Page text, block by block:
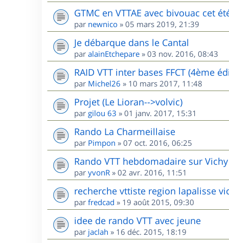
GTMC en VTTAE avec bivouac cet
par newnico » 05 mars 2019, 21:39
Je débarque dans le Cantal
par alainEtchepare » 03 nov. 2016, 08:43
RAID VTT inter bases FFCT (4ème
par Michel26 » 10 mars 2017, 11:48
Projet (Le Lioran-->volvic)
par gilou 63 » 01 janv. 2017, 15:31
Rando La Charmeillaise
par Pimpon » 07 oct. 2016, 06:25
Rando VTT hebdomadaire sur Vichy
par yvonR » 02 avr. 2016, 11:51
recherche vttiste region lapalisse
par fredcad » 19 août 2015, 09:30
idee de rando VTT avec jeune
par jaclah » 16 déc. 2015, 18:19